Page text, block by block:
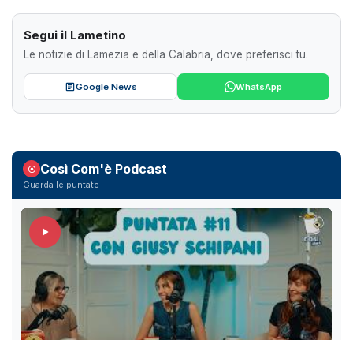
Segui il Lametino
Le notizie di Lamezia e della Calabria, dove preferisci tu.
Google News WhatsApp
Così Com'è Podcast
Guarda le puntate